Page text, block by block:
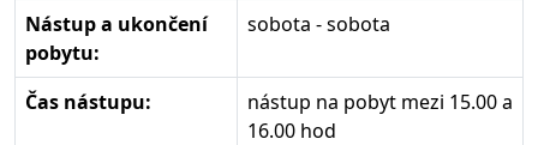
Nástup a ukončení
pobytu:
sobota - sobota
Čas nástupu:
nástup na pobyt mezi 15.00 a
16.00 hod